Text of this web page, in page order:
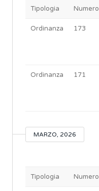
Tipologia Numero
Ordinanza 173
Ordinanza 171
MARZO, 2026
Tipologia Numero